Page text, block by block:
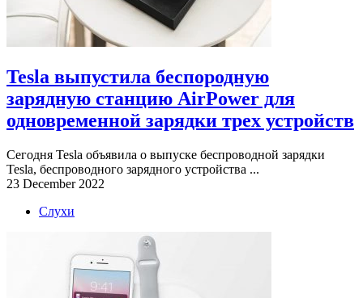
Tesla выпустила беспородную
зарядную станцию AirPower для
одновременной зарядки трех устройств
Сегодня Tesla объявила о выпуске беспроводной зарядки
Tesla, беспроводного зарядного устройства ...
23 December 2022
Слухи